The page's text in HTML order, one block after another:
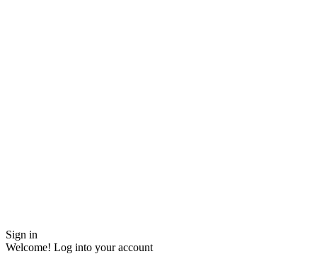
Sign in
Welcome! Log into your account